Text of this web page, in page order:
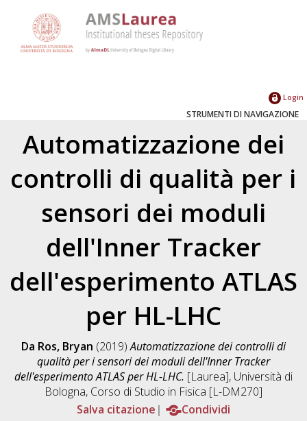
Login
STRUMENTI DI NAVIGAZIONE
Automatizzazione dei
controlli di qualità per i
sensori dei moduli
dell'Inner Tracker
dell'esperimento ATLAS
per HL-LHC
Da Ros, Bryan (2019)Automatizzazione dei controlli di
qualità per i sensori dei moduli dell'Inner Tracker
dell'esperimento ATLAS per HL-LHC. [Laurea], Università di
Bologna, Corso di Studio in Fisica [L-DM270]
Salva citazione
Condividi